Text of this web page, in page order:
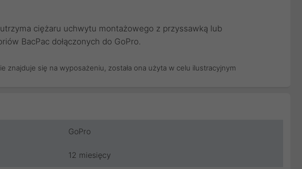
ciężaru uchwytu montażowego z przyssawką lub
BacPac dołączonych do GoPro.
znajduje się na wyposażeniu, została ona użyta w celu ilustracyjnym
GoPro
12 miesięcy